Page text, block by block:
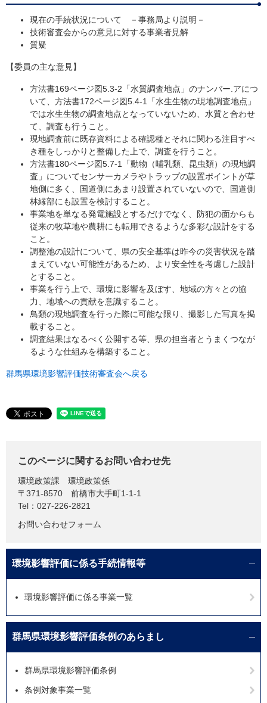
現在の手続状況について －事務局より説明－
技術審査会からの意見に対する事業者見解
質疑
【委員の主な意見】
方法書169ページ図5.3-2「水質調査地点」のナンバー.アにつ
いて、方法書172ページ図5.4-1「水生生物の現地調査地点」
では水生生物の調査地点となっていないため、水質と合わせ
て、調査も行うこと。
現地調査前に既存資料による確認種とそれに関わる注目すべ
き種をしっかりと整備した上で、調査を行うこと。
方法書180ページ図5.7-1「動物（哺乳類、昆虫類）の現地調
査」についてセンサーカメラやトラップの設置ポイントが草
地側に多く、国道側にあまり設置されていないので、国道側
林縁部にも設置を検討すること。
事業地を単なる発電施設とするだけでなく、防犯の面からも
従来の牧草地や農耕にも転用できるような多彩な設計をする
こと。
調整池の設計について、県の安全基準は昨今の災害状況を踏
まえていない可能性があるため、より安全性を考慮した設計
とすること。
事業を行う上で、環境に影響を及ぼす、地域の方々との協
力、地域への貢献を意識すること。
鳥類の現地調査を行った際に可能な限り、撮影した写真を掲
載すること。
調査結果はなるべく公開する等、県の担当者とうまくつなが
るような仕組みを構築すること。
群馬県環境影響評価技術審査会へ戻る
このページに関するお問い合わせ先
環境政策課
環境政策係
〒371-8570
前橋市大手町1-1-1
Tel：027-226-2821
お問い合わせフォーム
環境影響評価に係る手続情報等
環境影響評価に係る事業一覧
群馬県環境影響評価条例のあらまし
群馬県環境影響評価条例
条例対象事業一覧